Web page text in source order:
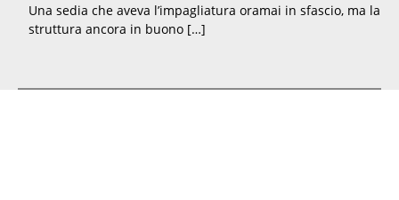
Una sedia che aveva l’impagliatura oramai in sfascio, ma la
struttura ancora in buono […]